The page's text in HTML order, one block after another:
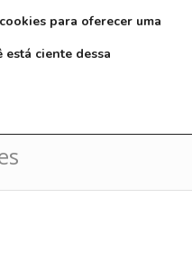
para oferecer uma
ciente dessa